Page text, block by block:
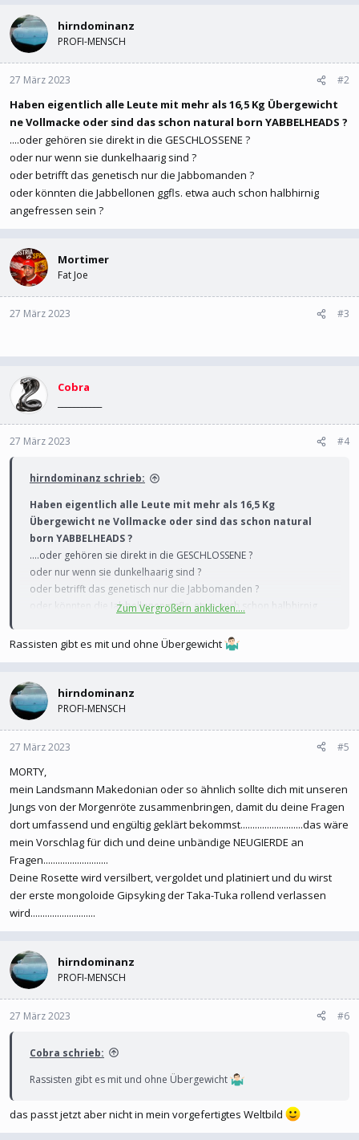
hirndominanz
PROFI-MENSCH
27 März 2023 #2
Haben eigentlich alle Leute mit mehr als 16,5 Kg Übergewicht
ne Vollmacke oder sind das schon natural born YABBELHEADS ?
....oder gehören sie direkt in die GESCHLOSSENE ?
oder nur wenn sie dunkelhaarig sind ?
oder betrifft das genetisch nur die Jabbomanden ?
oder könnten die Jabbellonen ggfls. etwa auch schon halbhirnig
angefressen sein ?
Mortimer
Fat Joe
27 März 2023 #3
Cobra
27 März 2023 #4
hirndominanz schrieb:
Haben eigentlich alle Leute mit mehr als 16,5 Kg
Übergewicht ne Vollmacke oder sind das schon natural
born YABBELHEADS ?
....oder gehören sie direkt in die GESCHLOSSENE ?
oder nur wenn sie dunkelhaarig sind ?
oder betrifft das genetisch nur die Jabbomanden ?
oder könnten die Jabbellonen ggfls. etwa auch schon halbhirnig
Zum Vergrößern anklicken....
Rassisten gibt es mit und ohne Übergewicht
hirndominanz
PROFI-MENSCH
27 März 2023 #5
MORTY,
mein Landsmann Makedonian oder so ähnlich sollte dich mit unseren
Jungs von der Morgenröte zusammenbringen, damit du deine Fragen
dort umfassend und engültig geklärt bekommst..........................das wäre
mein Vorschlag für dich und deine unbändige NEUGIERDE an
Fragen...........................
Deine Rosette wird versilbert, vergoldet und platiniert und du wirst
der erste mongoloide Gipsyking der Taka-Tuka rollend verlassen
wird...........................
hirndominanz
PROFI-MENSCH
27 März 2023 #6
Cobra schrieb:
Rassisten gibt es mit und ohne Übergewicht
das passt jetzt aber nicht in mein vorgefertigtes Weltbild